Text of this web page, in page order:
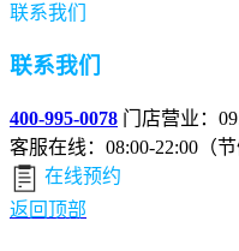
联系我们
联系我们
400-995-0078 门店营业：
客服在线：08:00-22:00（
在线预约
返回顶部